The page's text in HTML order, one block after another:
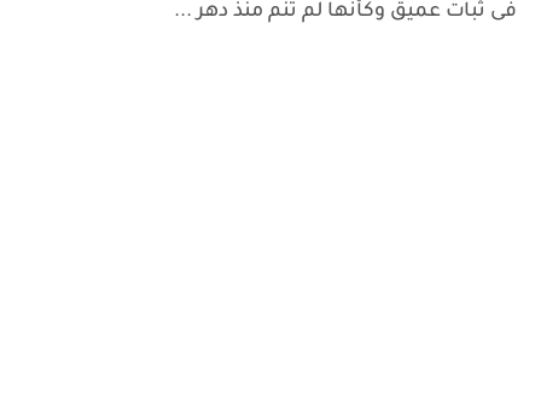
فى ثبات عميق وكأنها لم تنم منذ دهر ...